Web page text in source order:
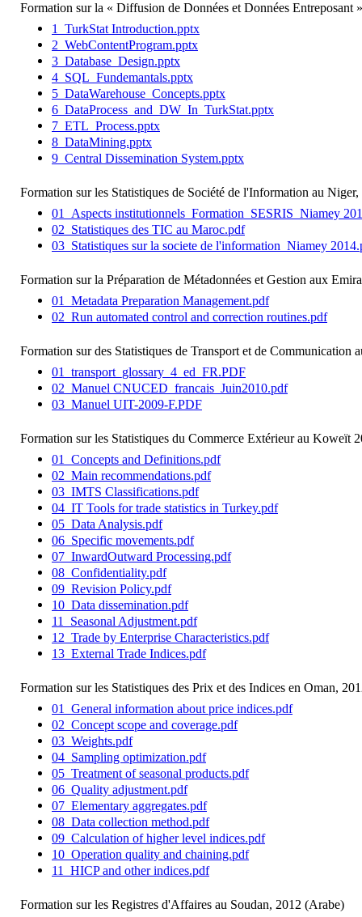
Formation sur la « Diffusion de Données et Données Entreposant
1_TurkStat Introduction.pptx
2_WebContentProgram.pptx
3_Database_Design.pptx
4_SQL_Fundemantals.pptx
5_DataWarehouse_Concepts.pptx
6_DataProcess_and_DW_In_TurkStat.pptx
7_ETL_Process.pptx
8_DataMining.pptx
9_Central Dissemination System.pptx
Formation sur les Statistiques de Société de l'Information au
01_Aspects institutionnels_Formation_SESRIS_Niamey
02_Statistiques des TIC au Maroc.pdf
03_Statistiques sur la societe de l'information_Niamey
Formation sur la Préparation de Métadonnées et Gestion aux
01_Metadata Preparation Management.pdf
02_Run automated control and correction routines.pdf
Formation sur des Statistiques de Transport et de Communication
01_transport_glossary_4_ed_FR.PDF
02_Manuel CNUCED_francais_Juin2010.pdf
03_Manuel UIT-2009-F.PDF
Formation sur les Statistiques du Commerce Extérieur au Koweït
01_Concepts and Definitions.pdf
02_Main recommendations.pdf
03_IMTS Classifications.pdf
04_IT Tools for trade statistics in Turkey.pdf
05_Data Analysis.pdf
06_Specific movements.pdf
07_InwardOutward Processing.pdf
08_Confidentiality.pdf
09_Revision Policy.pdf
10_Data dissemination.pdf
11_Seasonal Adjustment.pdf
12_Trade by Enterprise Characteristics.pdf
13_External Trade Indices.pdf
Formation sur les Statistiques des Prix et des Indices en Oman,
01_General information about price indices.pdf
02_Concept scope and coverage.pdf
03_Weights.pdf
04_Sampling optimization.pdf
05_Treatment of seasonal products.pdf
06_Quality adjustment.pdf
07_Elementary aggregates.pdf
08_Data collection method.pdf
09_Calculation of higher level indices.pdf
10_Operation quality and chaining.pdf
11_HICP and other indices.pdf
Formation sur les Registres d'Affaires au Soudan, 2012 (Arabe)